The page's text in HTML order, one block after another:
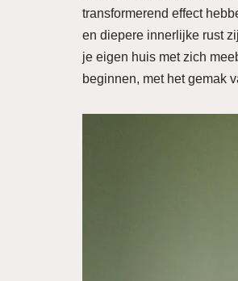
transformerend effect
en diepere innerlijke rust
je eigen huis met zich
beginnen, met het gemak